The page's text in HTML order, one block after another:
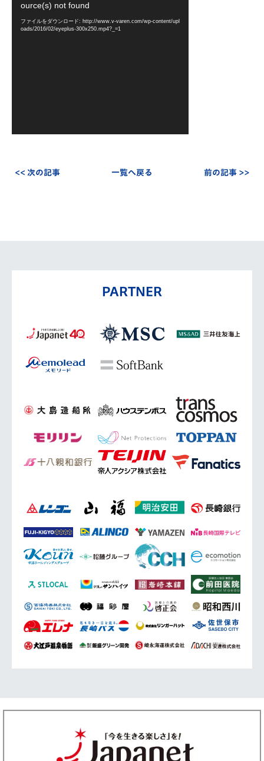
ource(s) not found
ファイルをダウンロード: http://www.v-varen.com/wp-content/upl
oads/2016/02/eyeplus-300x250.mp4?_=1
<< 次の記事 一覧へ戻る 前の記事 >>
PARTNER